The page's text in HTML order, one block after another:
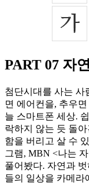
PART 07 자
첨단시대를 사는 사
면 에어컨을, 추우
늘 스마트폰 세상.
락하지 않는 듯 돌
함을 버리고 살 수
그램, MBN <나는
풀어봤다. 자연과
들의 일상을 카메라